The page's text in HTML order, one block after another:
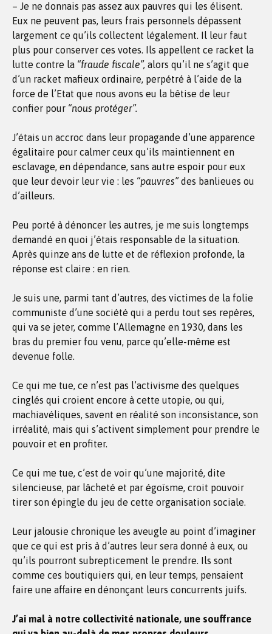
– Je ne donnais pas assez aux pauvres qui les élisent.
Eux ne peuvent pas, leurs frais personnels dépassent
largement ce qu’ils collectent légalement. Il leur faut
plus pour conserver ces votes. Ils appellent ce racket la
lutte contre la “fraude fiscale”, alors qu’il ne s’agit que
d’un racket mafieux ordinaire, perpétré à l’aide de la
force de l’Etat que nous avons eu la bêtise de leur
confier pour “nous protéger”.
J’étais un accroc dans leur propagande d’une apparence
égalitaire pour calmer ceux qu’ils maintiennent en
esclavage, en dépendance, sans autre espoir pour eux
que leur devoir leur vie : les “pauvres”des banlieues ou
d’ailleurs.
Peu porté à dénoncer les autres, je me suis longtemps
demandé en quoi j’étais responsable de la situation.
Après quinze ans de lutte et de réflexion profonde, la
réponse est claire : en rien.
Je suis une, parmi tant d’autres, des victimes de la folie
communiste d’une société qui a perdu tout ses repères,
qui va se jeter, comme l’Allemagne en 1930, dans les
bras du premier fou venu, parce qu’elle-même est
devenue folle.
Ce qui me tue, ce n’est pas l’activisme des quelques
cinglés qui croient encore à cette utopie, ou qui,
machiavéliques, savent en réalité son inconsistance, son
irréalité, mais qui s’activent simplement pour prendre le
pouvoir et en profiter.
Ce qui me tue, c’est de voir qu’une majorité, dite
silencieuse, par lâcheté et par égoïsme, croit pouvoir
tirer son épingle du jeu de cette organisation sociale.
Leur jalousie chronique les aveugle au point d’imaginer
que ce qui est pris à d’autres leur sera donné à eux, ou
qu’ils pourront subrepticement le prendre. Ils sont
comme ces boutiquiers qui, en leur temps, pensaient
faire une affaire en dénonçant leurs concurrents juifs.
J’ai mal à notre collectivité nationale, une souffrance